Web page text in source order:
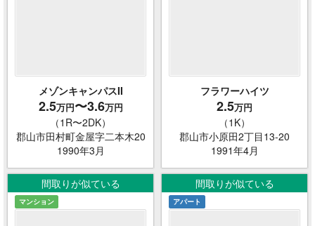
メゾンキャンパスII
2.5万円〜3.6万円
（1R〜2DK）
郡山市田村町金屋字二本木20
1990年3月
フラワーハイツ
2.5万円
（1K）
郡山市小原田2丁目13-20
1991年4月
間取りが似ている
マンション
間取りが似ている
アパート